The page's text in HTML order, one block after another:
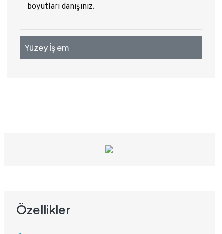
boyutları danışınız.
Yüzey İşlem
Özellikler